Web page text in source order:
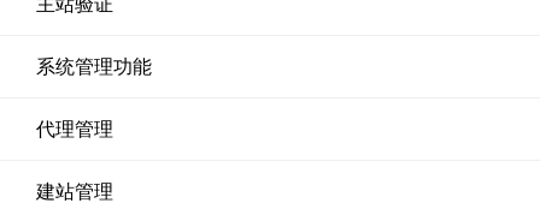
主站验证
系统管理功能
代理管理
建站管理